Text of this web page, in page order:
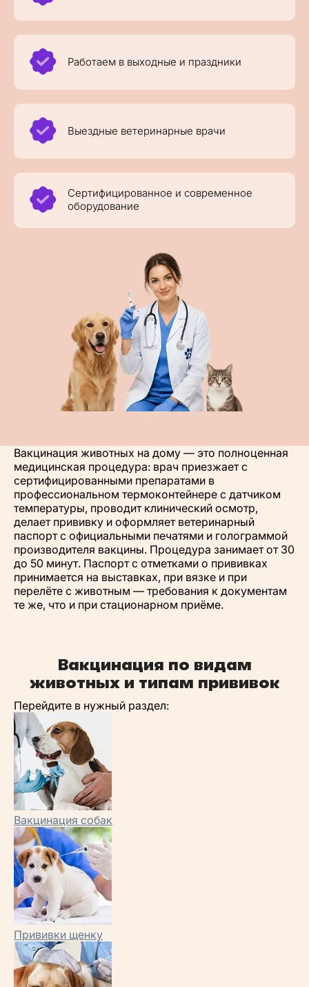
Работаем в выходные и праздники
Выездные ветеринарные врачи
Сертифицированное и современное
оборудование
Вакцинация животных на дому — это полноценная
медицинская процедура: врач приезжает с
сертифицированными препаратами в
профессиональном термоконтейнере с датчиком
температуры, проводит клинический осмотр,
делает прививку и оформляет ветеринарный
паспорт с официальными печатями и голограммой
производителя вакцины. Процедура занимает от 30
до 50 минут. Паспорт с отметками о прививках
принимается на выставках, при вязке и при
перелёте с животным — требования к документам
те же, что и при стационарном приёме.
Вакцинация по видам
животных и типам прививок
Перейдите в нужный раздел:
Вакцинация собак
Прививки щенку